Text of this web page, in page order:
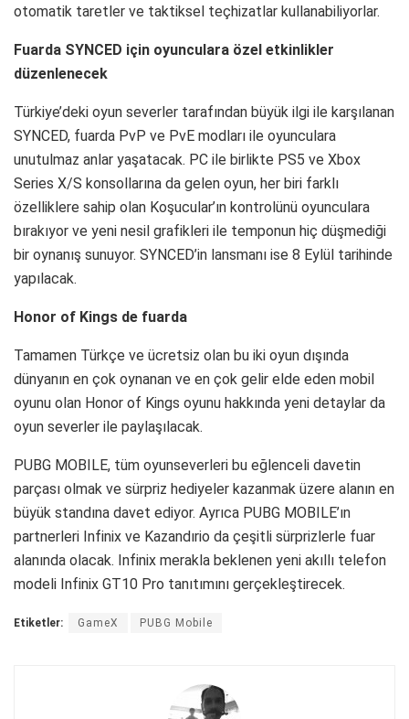
otomatik taretler ve taktiksel teçhizatlar kullanabiliyorlar.
Fuarda SYNCED için oyunculara özel etkinlikler
düzenlenecek
Türkiye’deki oyun severler tarafından büyük ilgi ile karşılanan
SYNCED, fuarda PvP ve PvE modları ile oyunculara
unutulmaz anlar yaşatacak. PC ile birlikte PS5 ve Xbox
Series X/S konsollarına da gelen oyun, her biri farklı
özelliklere sahip olan Koşucular’ın kontrolünü oyunculara
bırakıyor ve yeni nesil grafikleri ile temponun hiç düşmediği
bir oynanış sunuyor. SYNCED’in lansmanı ise 8 Eylül tarihinde
yapılacak.
Honor of Kings de fuarda
Tamamen Türkçe ve ücretsiz olan bu iki oyun dışında
dünyanın en çok oynanan ve en çok gelir elde eden mobil
oyunu olan Honor of Kings oyunu hakkında yeni detaylar da
oyun severler ile paylaşılacak.
PUBG MOBILE, tüm oyunseverleri bu eğlenceli davetin
parçası olmak ve sürpriz hediyeler kazanmak üzere alanın en
büyük standına davet ediyor. Ayrıca PUBG MOBILE’ın
partnerleri Infinix ve Kazandırio da çeşitli sürprizlerle fuar
alanında olacak. Infinix merakla beklenen yeni akıllı telefon
modeli Infinix GT10 Pro tanıtımını gerçekleştirecek.
Etiketler: GameX PUBG Mobile